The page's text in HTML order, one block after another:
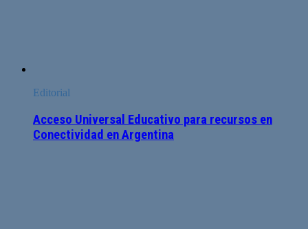
Editorial
Acceso Universal Educativo para recursos en
Conectividad en Argentina